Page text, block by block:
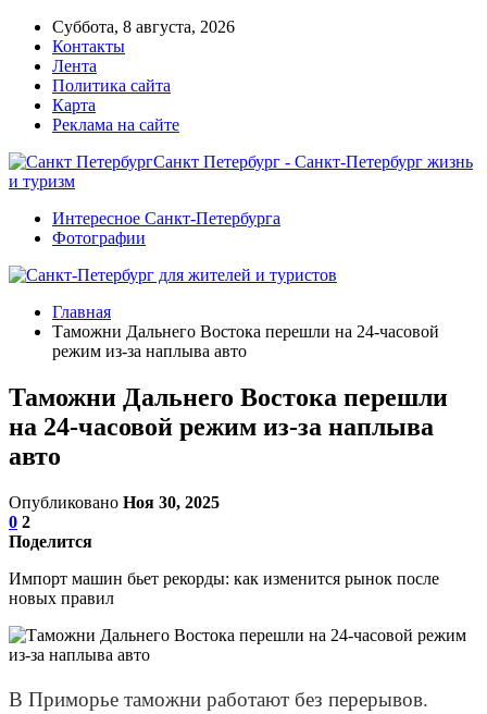
Суббота, 8 августа, 2026
Контакты
Лента
Политика сайта
Карта
Реклама на сайте
Санкт Петербург - Санкт-Петербург жизнь
и туризм
Интересное Санкт-Петербурга
Фотографии
Главная
Таможни Дальнего Востока перешли на 24-часовой
режим из-за наплыва авто
Таможни Дальнего Востока перешли
на 24-часовой режим из-за наплыва
авто
Опубликовано Ноя 30, 2025
0 2
Поделится
Импорт машин бьет рекорды: как изменится рынок после
новых правил
В Приморье таможни работают без перерывов.